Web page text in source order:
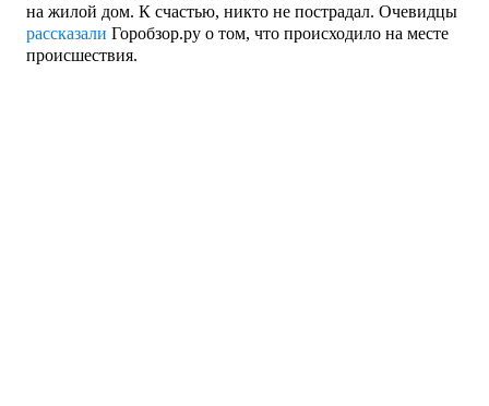
на жилой дом. К счастью, никто не пострадал. Очевидцы
рассказали Горобзор.ру о том, что происходило на месте
происшествия.